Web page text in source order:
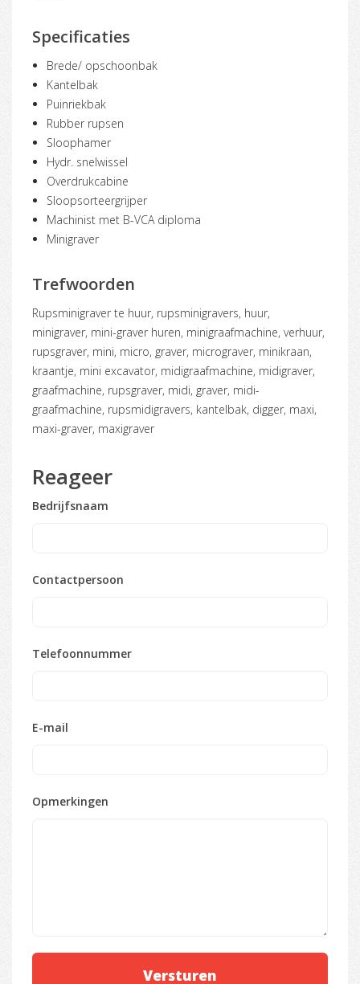
Specificaties
Brede/ opschoonbak
Kantelbak
Puinriekbak
Rubber rupsen
Sloophamer
Hydr. snelwissel
Overdrukcabine
Sloopsorteergrijper
Machinist met B-VCA diploma
Minigraver
Trefwoorden
rupsminigraver te huur, rupsminigravers, huur,
minigraver, mini-graver huren, minigraafmachine, verhuur,
rupsgraver, mini, micro, graver, micrograver, minikraan,
kraantje, mini excavator, midigraafmachine, midigraver,
graafmachine, rupsgraver, midi, graver, midi-
graafmachine, rupsmidigravers, kantelbak, digger, maxi,
maxi-graver, maxigraver
Reageer
Bedrijfsnaam
Contactpersoon
Telefoonnummer
E-mail
Opmerkingen